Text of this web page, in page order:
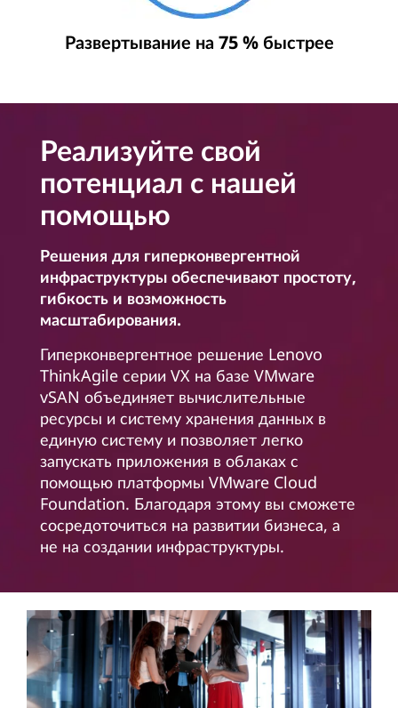
Развертывание на 75 % быстрее
Реализуйте свой
потенциал с нашей
помощью
Решения для гиперконвергентной
инфраструктуры обеспечивают простоту,
гибкость и возможность
масштабирования.
Гиперконвергентное решение Lenovo
ThinkAgile серии VX на базе VMware
vSAN объединяет вычислительные
ресурсы и систему хранения данных в
единую систему и позволяет легко
запускать приложения в облаках с
помощью платформы VMware Cloud
Foundation. Благодаря этому вы сможете
сосредоточиться на развитии бизнеса, а
не на создании инфраструктуры.